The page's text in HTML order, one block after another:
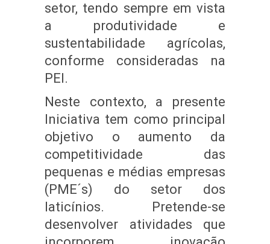
setor, tendo sempre em vista
a produtividade e
sustentabilidade agrícolas,
conforme consideradas na
PEI.
Neste contexto, a presente
Iniciativa tem como principal
objetivo o aumento da
competitividade das
pequenas e médias empresas
(PME´s) do setor dos
laticínios. Pretende-se
desenvolver atividades que